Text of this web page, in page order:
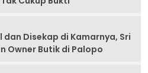
dan Disekap di Kamarnya, Sri
Owner Butik di Palopo